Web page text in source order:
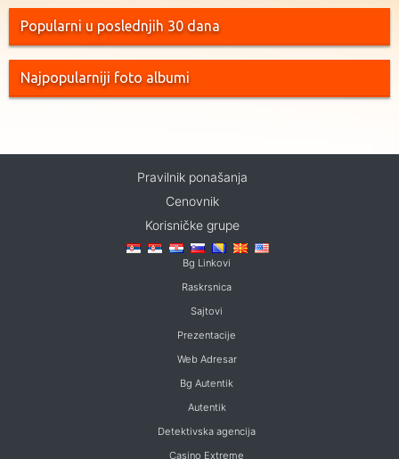
Popularni u poslednjih 30 dana
Najpopularniji foto albumi
Pravilnik ponašanja
Cenovnik
Korisničke grupe
Bg Linkovi
Raskrsnica
Sajtovi
Prezentacije
Web Adresar
Bg Autentik
Autentik
Detektivska agencija
Casino Extreme